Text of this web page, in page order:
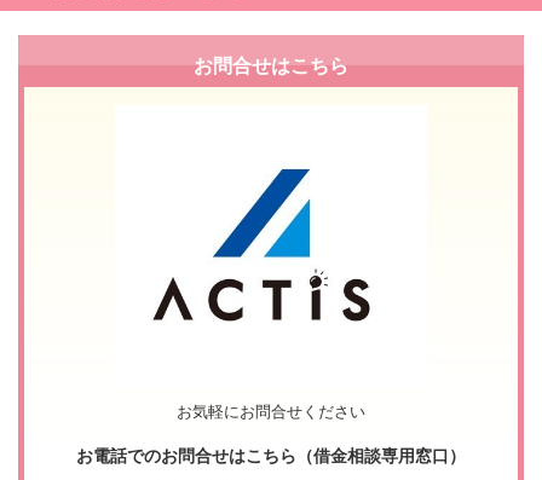
お問合せはこちら
お気軽にお問合せください
お電話でのお問合せはこちら（借金相談専用窓口）